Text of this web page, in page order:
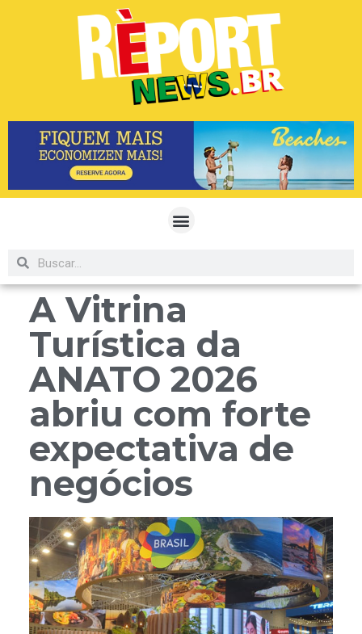
A Vitrina
Turística da
ANATO 2026
abriu com forte
expectativa de
negócios